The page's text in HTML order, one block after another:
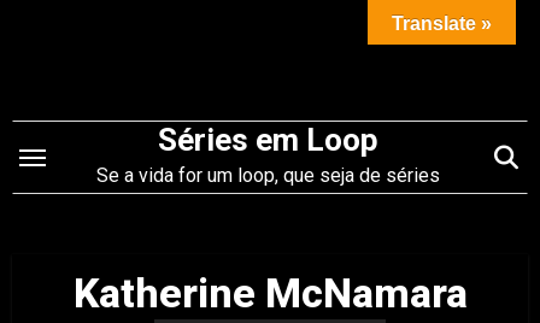
conteúdo
Séries em Loop
Se a vida for um loop, que seja de séries
Katherine McNamara
Translate »